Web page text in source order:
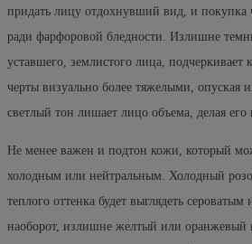
придать лицу отдохнувший вид, и покупка
ради фарфоровой бледности. Излишне
уставшего, землистого лица, подчеркивает
черты визуально более тяжелыми, опуская
светлый тон лишает лицо объема, делая
Не менее важен и подтон кожи, который
холодным или нейтральным. Холодный
теплого оттенка будет выглядеть
наоборот, излишне желтый или оранжевый